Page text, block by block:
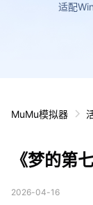
适配
MuMu模拟器
《梦的第
2026-04-16